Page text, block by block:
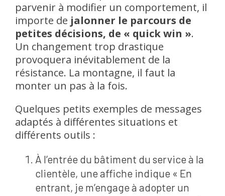
parvenir à modifier un comportement, il
importe de jalonner le parcours de
petites décisions, de « quick win ».
Un changement trop drastique
provoquera inévitablement de la
résistance. La montagne, il faut la
monter un pas à la fois.
Quelques petits exemples de messages
adaptés à différentes situations et
différents outils :
À l’entrée du bâtiment du service à la
clientèle, une affiche indique « En
entrant, je m’engage à adopter un